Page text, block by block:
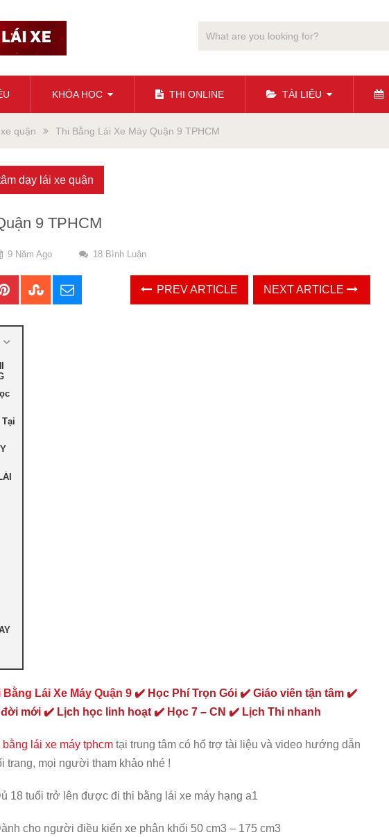
KHÓA HỌC THI ONLINE TÀI LIỆU
quận Thi Bằng Lái Xe Máy Quận 9 TPHCM
dạy lái xe quận
9 TPHCM
9 Năm Ago 18 Bình Luận
PREV ARTICLE NEXT ARTICLE
Bằng Lái Xe Máy Quận 9 ✔️ Học Phí Trọn Gói ✔️ Giáo viên tận tâm ✔️
đời mới ✔️ Lịch học linh hoạt ✔️ Học 7 – CN ✔️ Lịch Thi nhanh
bằng lái xe máy tphcm tại trung tâm có hổ trợ tài liệu và video hướng dẫn
trang, mọi người tham khảo nhé !
18 tuổi trở lên được đi thi bằng lái xe máy hạng a1
cho người điều kiển xe phân khối 50 cm3 – 175 cm3